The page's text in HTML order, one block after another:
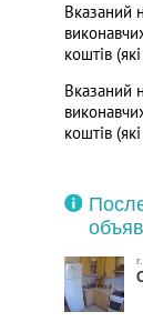
Вказаний
коштів
Вказаний
коштів